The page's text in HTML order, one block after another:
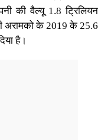
की वैल्यू 1.8 ट्रिलियन
अरामको के 2019 के 25.6
है।